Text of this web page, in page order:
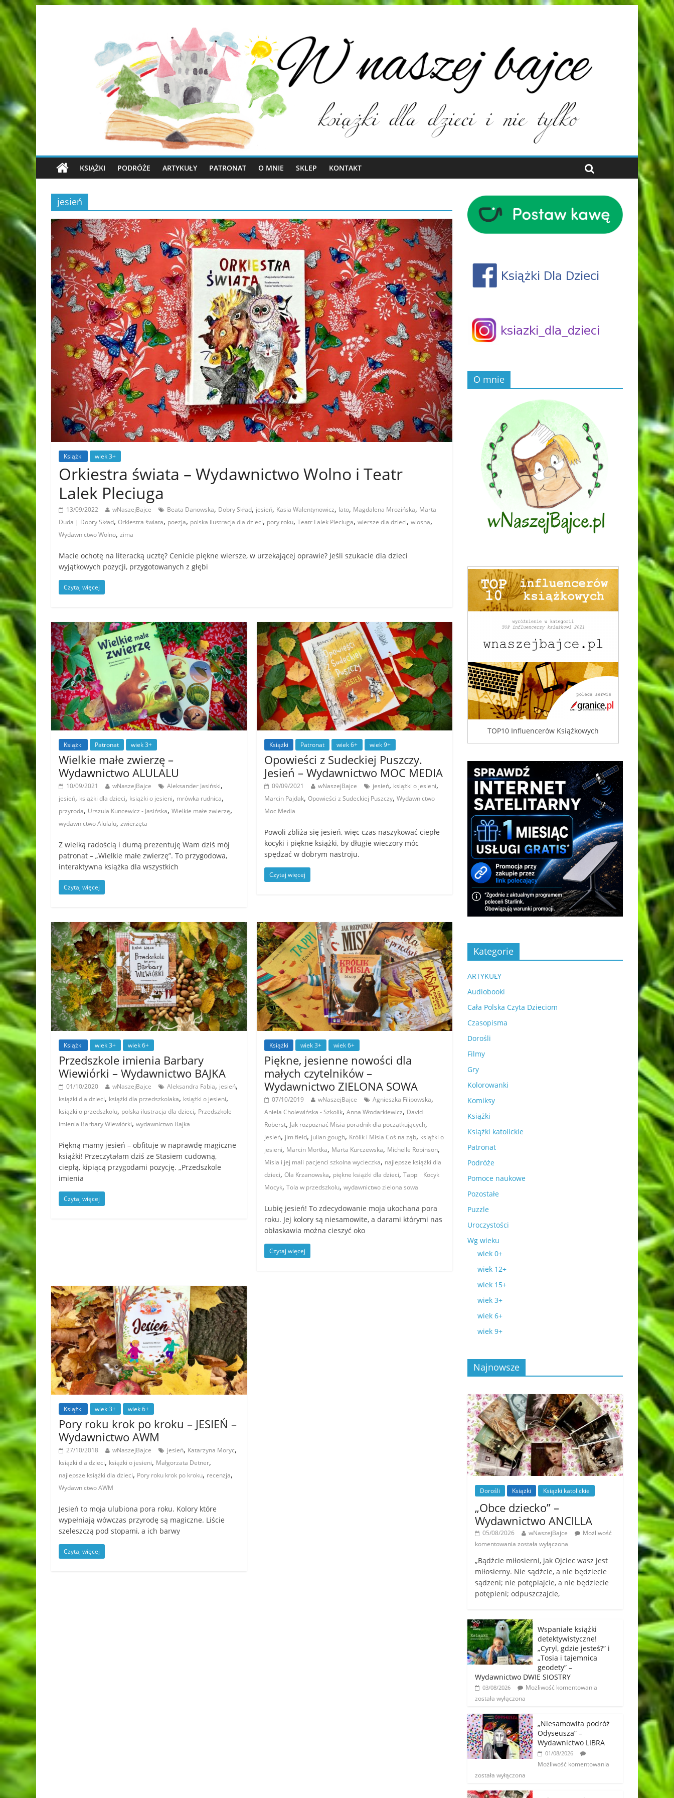
KSIĄŻKI PODRÓŻE ARTYKUŁY PATRONAT O MNIE SKLEP KONTAKT
jesień
Książki wiek 3+
Orkiestra świata – Wydawnictwo Wolno i Teatr
Lalek Pleciuga
13/09/2022 wNaszejBajce Beata Danowska, Dobry Skład, jesień, Kasia Walentynowicz, lato, Magdalena Mrozińska, Marta
Duda | Dobry Skład, Orkiestra świata, poezja, polska ilustracja dla dzieci, pory roku, Teatr Lalek Pleciuga, wiersze dla dzieci, wiosna,
Wydawnictwo Wolno, zima
Macie ochotę na literacką ucztę? Cenicie piękne wiersze, w urzekającej oprawie? Jeśli szukacie dla dzieci
wyjątkowych pozycji, przygotowanych z głębi
Czytaj więcej
Książki Patronat wiek 3+
Wielkie małe zwierzę –
Wydawnictwo ALULALU
10/09/2021 wNaszejBajce Aleksander Jasiński,
jesień, książki dla dzieci, książki o jesieni, mrówka rudnica,
przyroda, Urszula Kuncewicz - Jasińska, Wielkie małe zwierzę,
wydawnictwo Alulalu, zwierzęta
Z wielką radością i dumą prezentuję Wam dziś mój
patronat – „Wielkie małe zwierzę”. To przygodowa,
interaktywna książka dla wszystkich
Czytaj więcej
Książki Patronat wiek 6+ wiek 9+
Opowieści z Sudeckiej Puszczy.
Jesień – Wydawnictwo MOC MEDIA
09/09/2021 wNaszejBajce jesień, książki o jesieni,
Marcin Pajdak,Opowieści z Sudeckiej Puszczy,Wydawnictwo
Moc Media
Powoli zbliża się jesień, więc czas naszykować ciepłe
kocyki i piękne książki, by długie wieczory móc
spędzać w dobrym nastroju.
Czytaj więcej
Książki wiek 3+ wiek 6+
Przedszkole imienia Barbary
Wiewiórki – Wydawnictwo BAJKA
01/10/2020 wNaszejBajce Aleksandra Fabia, jesień,
książki dla dzieci, książki dla przedszkolaka, książki o jesieni,
książki o przedszkolu, polska ilustracja dla dzieci, Przedszkole
imienia Barbary Wiewiórki, wydawnictwo Bajka
Piękną mamy jesień – obfituje w naprawdę magiczne
książki! Przeczytałam dziś ze Stasiem cudowną,
ciepłą, kipiącą przygodami pozycję. „Przedszkole
imienia
Czytaj więcej
Książki wiek 3+ wiek 6+
Piękne, jesienne nowości dla
małych czytelników –
Wydawnictwo ZIELONA SOWA
07/10/2019 wNaszejBajce Agnieszka Filipowska,
Aniela Cholewińska - Szkolik,Anna Włodarkiewicz, David
Roberst, Jak rozpoznać Misia poradnik dla początkujących,
jesień, jim field, julian gough, Królik i Misia Coś na ząb, książki o
jesieni, Marcin Mortka, Marta Kurczewska, Michelle Robinson,
Misia i jej mali pacjenci szkolna wycieczka, najlepsze książki dla
dzieci,Ola Krzanowska, piękne książki dla dzieci,Tappi i Kocyk
Mocyk,Tola w przedszkolu,wydawnictwo zielona sowa
Lubię jesień! To zdecydowanie moja ukochana pora
roku. Jej kolory są niesamowite, a darami którymi nas
obłaskawia można cieszyć oko
Czytaj więcej
Książki wiek 3+ wiek 6+
Pory roku krok po kroku – JESIEŃ –
Wydawnictwo AWM
27/10/2018 wNaszejBajce jesień, Katarzyna Moryc,
książki dla dzieci, książki o jesieni, Małgorzata Detner,
najlepsze książki dla dzieci, Pory roku krok po kroku, recenzja,
Wydawnictwo AWM
Jesień to moja ulubiona pora roku. Kolory które
wypełniają wówczas przyrodę są magiczne. Liście
szeleszczą pod stopami, a ich barwy
Czytaj więcej
O mnie
TOP10 Influencerów Książkowych
Kategorie
ARTYKUŁY
Audiobooki
Cała Polska Czyta Dzieciom
Czasopisma
Dorośli
Filmy
Gry
Kolorowanki
Komiksy
Książki
Książki katolickie
Patronat
Podróże
Pomoce naukowe
Pozostałe
Puzzle
Uroczystości
Wg wieku
wiek 0+
wiek 12+
wiek 15+
wiek 3+
wiek 6+
wiek 9+
Najnowsze
Dorośli Książki Książki katolickie
„Obce dziecko” –
Wydawnictwo ANCILLA
05/08/2026 wNaszejBajce
Możliwość
komentowania została wyłączona
„Bądźcie miłosierni, jak Ojciec wasz jest
miłosierny. Nie sądźcie, a nie będziecie
sądzeni; nie potępiajcie, a nie będziecie
potępieni; odpuszczajcie,
Wspaniałe książki
detektywistyczne!
„Cyryl, gdzie jesteś?” i
„Tosia i tajemnica
geodety” –
Wydawnictwo DWIE SIOSTRY
03/08/2026
Możliwość komentowania
została wyłączona
„Niesamowita podróż
Odyseusza” –
Wydawnictwo LIBRA
01/08/2026
Możliwość komentowania
została wyłączona